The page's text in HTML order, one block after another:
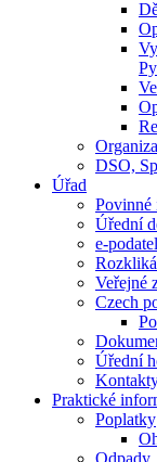
DSO,
Úřad
Povinné
Úřední
e-
Veřejné
Czech
Úřední
Praktické
Poplatky
Odpady